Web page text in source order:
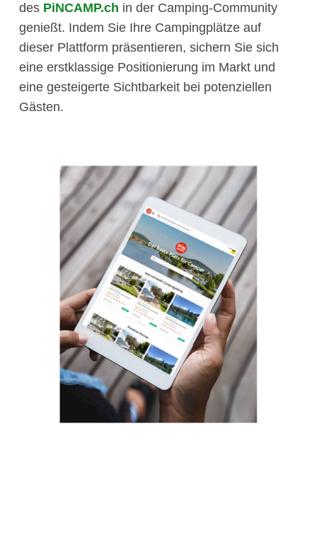
des PiNCAMP.ch in der Camping-Community
genießt. Indem Sie Ihre Campingplätze auf
dieser Plattform präsentieren, sichern Sie sich
eine erstklassige Positionierung im Markt und
eine gesteigerte Sichtbarkeit bei potenziellen
Gästen.